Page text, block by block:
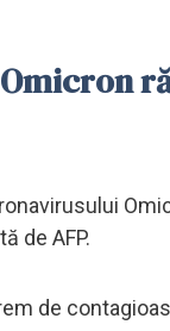
Omicron
de AFP.
de